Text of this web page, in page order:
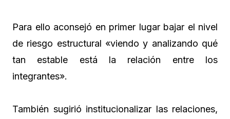
Para ello aconsejó en primer lugar bajar el nivel
de riesgo estructural «viendo y analizando qué
tan estable está la relación entre los
integrantes».
También sugirió institucionalizar las relaciones,